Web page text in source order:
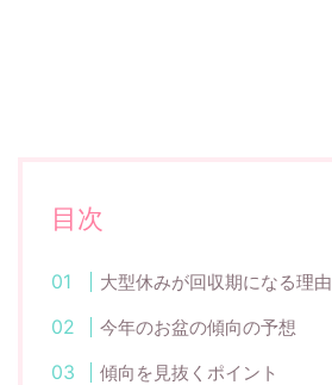
目次
大型休みが回収期になる理由
今年のお盆の傾向の予想
傾向を見抜くポイント